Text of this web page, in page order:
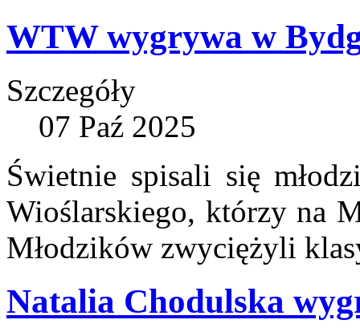
WTW wygrywa w
Szczegóły
07 Paź 2025
Świetnie spisali się
Wioślarskiego, którzy na
Młodzików zwyciężyli
Natalia Chodulska